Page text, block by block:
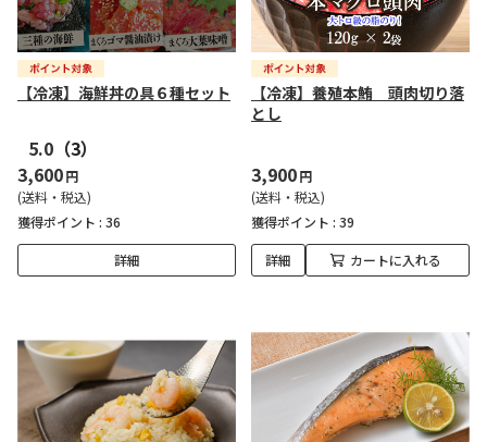
【冷凍】海鮮丼の具６種セット
5.0 （3）
3,600円
(送料・税込)
獲得ポイント : 36
詳細
【冷凍】養殖本鮪 頭肉切り落
とし
3,900円
(送料・税込)
獲得ポイント : 39
詳細 カートに入れる